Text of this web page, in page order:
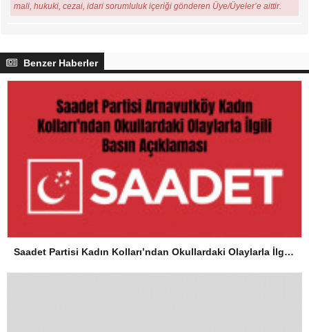
mali, hukuki, cezai, idari sorumluluk içeriği gönderen Üye/Üyeler’e aittir.
Benzer Haberler
Saadet Partisi Kadın Kolları’ndan Okullardaki Olaylarla İlgili Basın Açıklaması